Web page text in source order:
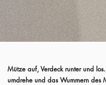
Mütze auf, Verdeck runter und
umdrehe und das Wummern des